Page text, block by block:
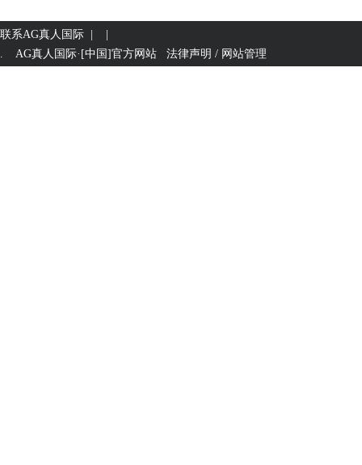
联系AG真人国际
. AG真人国际·[中国]官方网站 法律声明 / 网站管理